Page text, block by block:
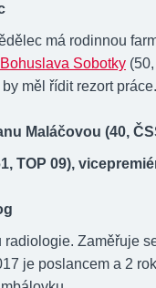
má rodinnou
Bohuslava Sobotky
měl řídit rezort
Maláčovou (40,
TOP 09),
radiologie. Zaměřuje
je poslancem a 2